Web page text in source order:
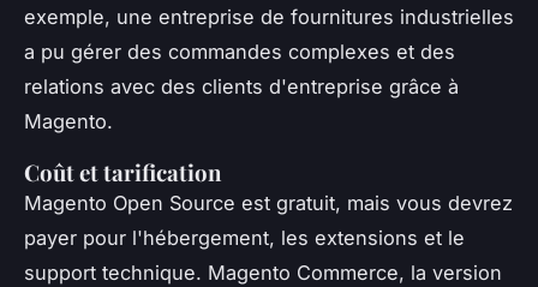
exemple, une entreprise de fournitures industrielles
a pu gérer des commandes complexes et des
relations avec des clients d'entreprise grâce à
Magento.
Coût et tarification
Magento Open Source est gratuit, mais vous devrez
payer pour l'hébergement, les extensions et le
support technique. Magento Commerce, la version